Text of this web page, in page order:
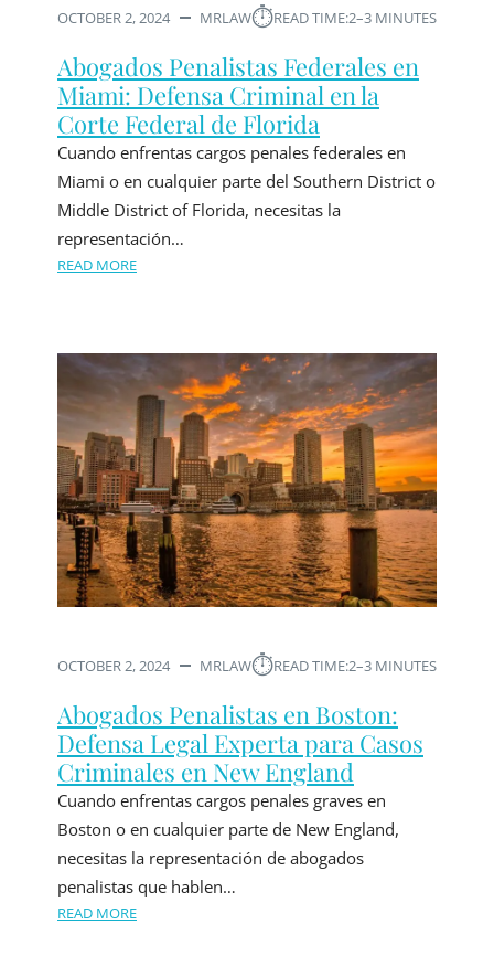
OCTOBER 2, 2024 MRLAW⏱︎READ TIME:2–3 MINUTES
Abogados Penalistas Federales en
Miami: Defensa Criminal en la
Corte Federal de Florida
Cuando enfrentas cargos penales federales en
Miami o en cualquier parte del Southern District o
Middle District of Florida, necesitas la
representación…
READ MORE
OCTOBER 2, 2024 MRLAW⏱︎READ TIME:2–3 MINUTES
Abogados Penalistas en Boston:
Defensa Legal Experta para Casos
Criminales en New England
Cuando enfrentas cargos penales graves en
Boston o en cualquier parte de New England,
necesitas la representación de abogados
penalistas que hablen…
READ MORE